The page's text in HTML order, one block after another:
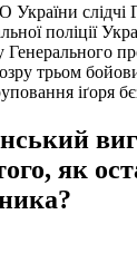
слідчі
поліції
Генерального
трьом
іґоря
як